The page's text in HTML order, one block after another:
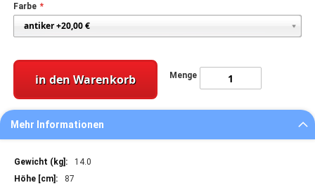
Farbe
Menge
in den Warenkorb
Mehr Informationen
Mehr
Informationen
14.0
87